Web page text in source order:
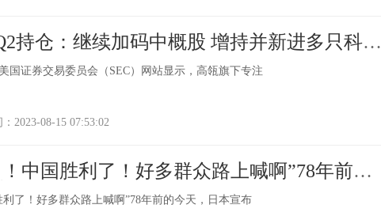
持仓：继续加码中概股 增持并新进多只科技
国证券交易委员会（SEC）网站显示，高瓴旗下专注
08-15 07:53:02
中国胜利了！好多群众路上喊啊”78年前的
布无条件投降！
了！好多群众路上喊啊”78年前的今天，日本宣布